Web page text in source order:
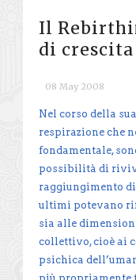
Il
di crescita
08 May 2008
Nel corso della
respirazione che
fondamentale,
possibilità di
raggiungimento
ultimi potevano
sia alle
collettivo, cioè ai
psichica